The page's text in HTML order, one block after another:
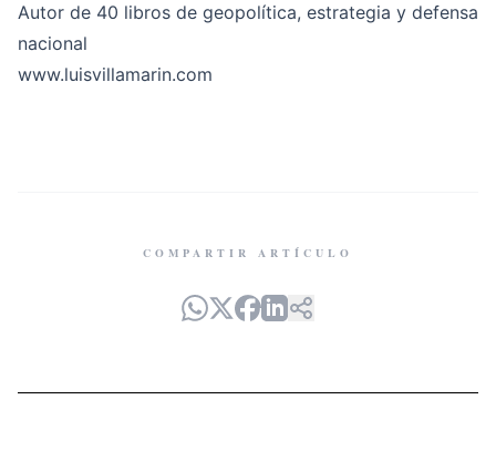
Autor de 40 libros de geopolítica, estrategia y defensa
nacional
www.luisvillamarin.com
COMPARTIR ARTÍCULO